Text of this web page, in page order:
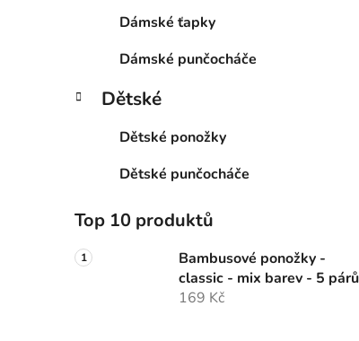
Dámské ťapky
Dámské punčocháče
Dětské
Dětské ponožky
Dětské punčocháče
Top 10 produktů
Bambusové ponožky -
classic - mix barev - 5 párů
169 Kč